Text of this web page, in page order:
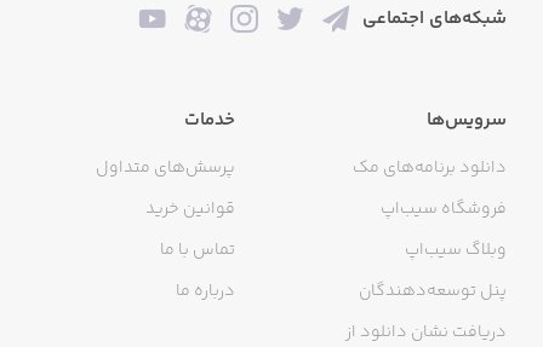
شبکه‌های اجتماعی
سرویس‌ها
دانلود برنامه‌های مک
فروشگاه سیب‌اپ
وبلاگ سیب‌اپ
پنل توسعه‌دهندگان
دریافت نشان دانلود از
خدمات
پرسش‌های متداول
قوانین خرید
تماس با ما
درباره ما